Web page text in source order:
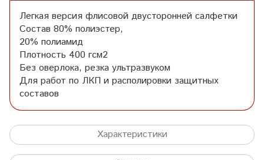
Легкая версия флисовой двусторонней салфетки
Состав 80% полиэстер,
20% полиамид
Плотность 400 гсм2
Без оверлока, резка ультразвуком
Для работ по ЛКП и располировки защитных
составов
Характеристики